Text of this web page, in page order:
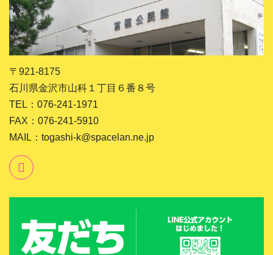
〒921-8175
石川県金沢市山科１丁目６番８号
TEL：076-241-1971
FAX：076-241-5910
MAIL：togashi-k@spacelan.ne.jp